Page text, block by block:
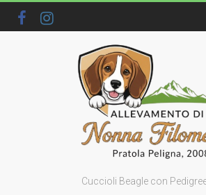
Cuccioli Beagle con Pedigree